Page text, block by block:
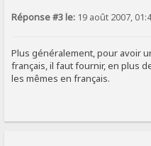
Réponse #3 le: 19 août 2007,
Plus généralement, pour avoir
français, il faut fournir, en plus
les mêmes en français.